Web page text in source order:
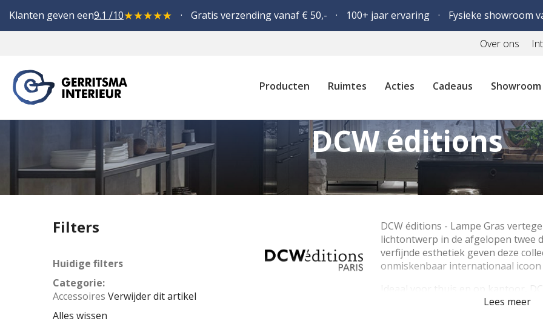
Klanten geven een9.1 /10★★★★★ Gratis verzending vanaf € 50,- 100+ jaar ervaring Fysieke showroom
Over ons
Producten Ruimtes Acties Cadeaus Showroom
DCW éditions
DCW éditions - Lampe Gras
lichtontwerp in de afgelopen twee
verfijnde esthetiek geven deze
onmiskenbaar internationaal icoon
Ideaal voor thuis en op kantoor,
maar moderne benadering van
Lees meer
Filters
Huidige filters
Categorie
Accessoires Verwijder dit artikel
Alles wissen